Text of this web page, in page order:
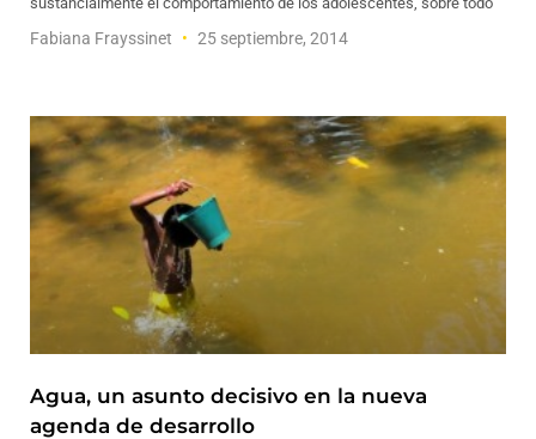
Fabiana Frayssinet 25 septiembre, 2014
Agua, un asunto decisivo en la nueva
agenda de desarrollo